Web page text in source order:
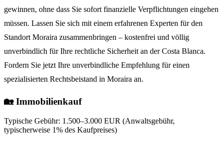
gewinnen, ohne dass Sie sofort finanzielle Verpflichtungen eingehen
müssen. Lassen Sie sich mit einem erfahrenen Experten für den
Standort Moraira zusammenbringen – kostenfrei und völlig
unverbindlich für Ihre rechtliche Sicherheit an der Costa Blanca.
Fordern Sie jetzt Ihre unverbindliche Empfehlung für einen
spezialisierten Rechtsbeistand in Moraira an.
🏡 Immobilienkauf
Typische Gebühr: 1.500–3.000 EUR (Anwaltsgebühr,
typischerweise 1% des Kaufpreises)